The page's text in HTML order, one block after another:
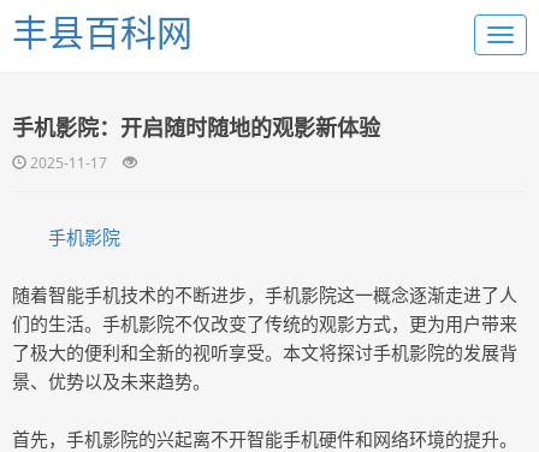
丰县百科网
手机影院：开启随时随地的观影新体验
2025-11-17
手机影院
随着智能手机技术的不断进步，手机影院这一概念逐渐走进了人
们的生活。手机影院不仅改变了传统的观影方式，更为用户带来
了极大的便利和全新的视听享受。本文将探讨手机影院的发展背
景、优势以及未来趋势。
首先，手机影院的兴起离不开智能手机硬件和网络环境的提升。